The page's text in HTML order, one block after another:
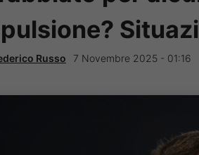
Russo 7 Novembre 2025 - 01:16